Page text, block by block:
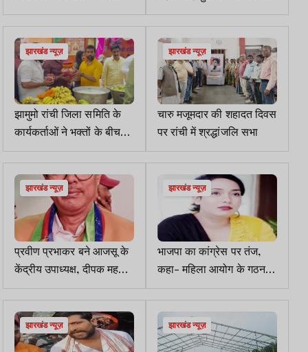
अनिश्चितकालीन अनशन की
घोषणा की
कारावास की सजा
झारखंड न्यूज़
झामुमो रांची जिला समिति के
कार्यकर्ताओं ने भक्तों के बीच
बांटे 501 लीटर दूध और 501
नारियल
झारखंड न्यूज़
चारु मजूमदार की शहादत दिवस
पर रांची में श्रद्धांजलि सभा
झारखंड न्यूज़
प्रवीण प्रभाकर बने आजसू के
केंद्रीय उपाध्यक्ष, दीपक महतो
व संजय मेहता को केंद्रीय
महासचिव की जिम्मेवारी
झारखंड न्यूज़
भाजपा का कांग्रेस पर तंज,
कहा- महिला आयोग के गठन के
लिए ठोस कदम नहीं उठाया
झारखंड न्यूज़ झारखंड न्यूज़